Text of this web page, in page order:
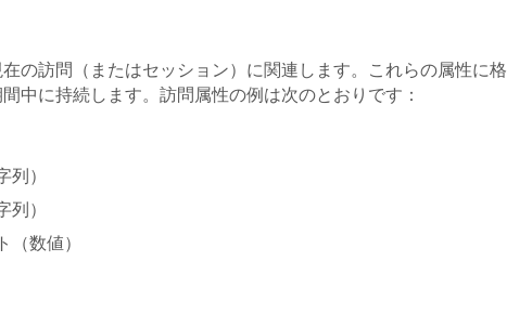
の訪問（またはセッション）に関連します。これらの属性に格
中に持続します。訪問属性の例は次のとおりです：
）
）
数値）